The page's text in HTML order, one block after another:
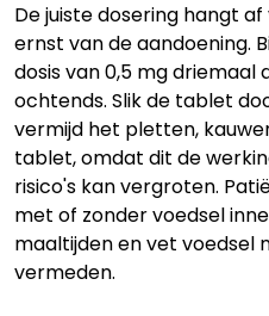
De juiste dosering hangt
ernst van de aandoening.
dosis van 0,5 mg driemaal
ochtends. Slik de tablet
vermijd het pletten,
tablet, omdat dit de
risico's kan vergroten.
met of zonder voedsel
maaltijden en vet voedsel
vermeden.